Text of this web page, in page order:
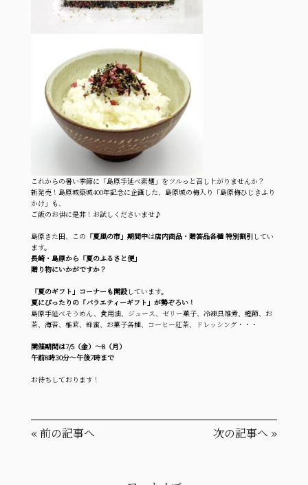
これからの暑い季節に「島原手延べ素麺」をツルっと召し上がりませんか？
新発売！島原城築城400年記念に企画した、島原城の梅入り「島原梅ひじきふり
かけ」も、
ご飯のお供に是非！お試しくださいませ♪
島原きた田、この 「夏風の市」期間中は店内商品・贈答品各種 特別割引してい
ます。
長崎・島原から「夏のふるさと便」
贈り物にいかがですか？
「夏のギフト」コーナーも開設しています。
夏にぴったりの「バラエティーギフト」が勢ぞろい！
島原手延べそうめん、食用油、ジュース、ゼリー菓子、冷凍具雑煮、鰹節、お
茶、海苔、椎茸、蜂蜜、お菓子各種、コーヒー紅茶、ドレッシング・・・
開催期間は7/5（金）～8（月）
午前8時30分～午後7時まで
お待ちしております！
«前の記事へ 次の記事へ »